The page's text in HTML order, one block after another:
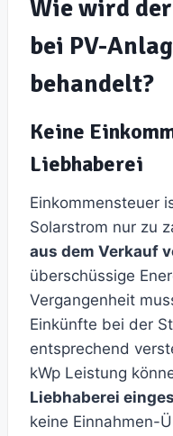
Wie wird
bei PV-
behandelt?
Keine
Liebhaberei
Einkommensteuer
Solarstrom nur zu
aus dem Verkauf
überschüssige
Vergangenheit
Einkünfte bei der
entsprechend
kWp Leistung
Liebhaberei
keine Einnahmen-